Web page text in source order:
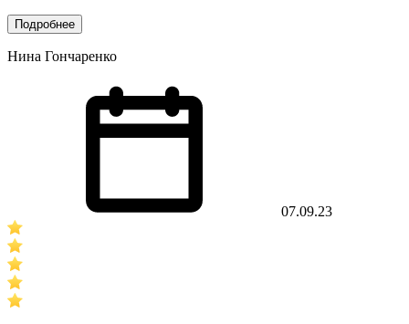
Подробнее
Нина Гончаренко
07.09.23